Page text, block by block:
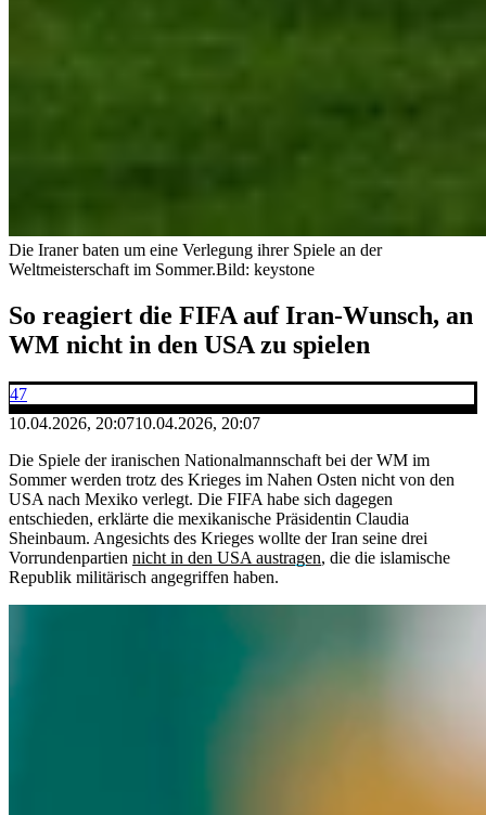
Die Iraner baten um eine Verlegung ihrer Spiele an der
Weltmeisterschaft im Sommer.Bild: keystone
So reagiert die FIFA auf Iran-Wunsch, an
WM nicht in den USA zu spielen
47
10.04.2026, 20:0710.04.2026, 20:07
Die Spiele der iranischen Nationalmannschaft bei der WM im
Sommer werden trotz des Krieges im Nahen Osten nicht von den
USA nach Mexiko verlegt. Die FIFA habe sich dagegen
entschieden, erklärte die mexikanische Präsidentin Claudia
Sheinbaum. Angesichts des Krieges wollte der Iran seine drei
Vorrundenpartien nicht in den USA austragen, die die islamische
Republik militärisch angegriffen haben.